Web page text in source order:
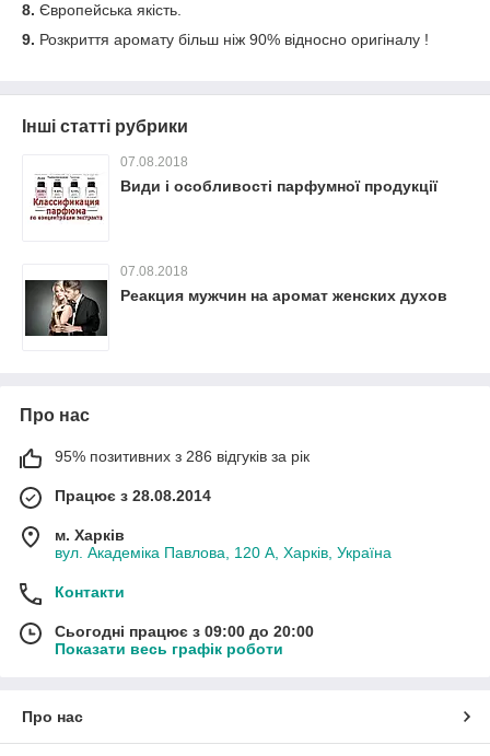
8. Європейська якість.
9. Розкриття аромату більш ніж 90% відносно оригіналу !
Інші статті рубрики
07.08.2018
Види і особливості парфумної продукції
07.08.2018
Реакция мужчин на аромат женских духов
Про нас
95% позитивних з 286 відгуків за рік
Працює з 28.08.2014
м. Харків
вул. Академіка Павлова, 120 А, Харків, Україна
Контакти
Сьогодні працює з 09:00 до 20:00
Показати весь графік роботи
Про нас